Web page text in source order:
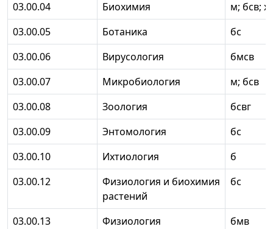
03.00.04 Биохимия
м; бсв; хт
03.00.05
Ботаника
бс
03.00.06
Вирусология
бмсв
03.00.07
Микробиология
м; бсв
03.00.08
Зоология
бсвг
03.00.09
Энтомология
бс
03.00.10
Ихтиология
б
03.00.12
Физиология и биохимия
растений
бс
03.00.13 Физиология
бмв